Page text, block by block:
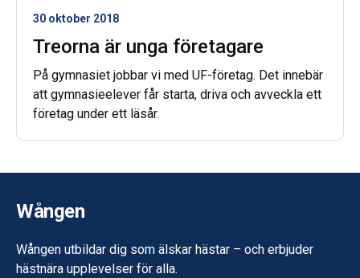
30 oktober 2018
Treorna är unga företagare
På gymnasiet jobbar vi med UF-företag. Det innebär
att gymnasieelever får starta, driva och avveckla ett
företag under ett läsår.
Wången
Wången utbildar dig som älskar hästar – och erbjuder
hästnära upplevelser för alla.